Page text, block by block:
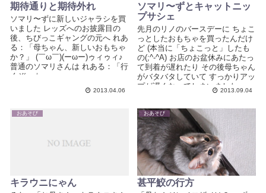
期待通りと期待外れ
ソマリ〜ずに新しいジャラシを買
いました レッズへのお披露目の
後、ちびっこギャングの元へ れあ
る：「母ちゃん、新しいおもちゃ
か？」 (￣ω￣)(ーωー)ゥィゥィ♪
普通のソマリさんは れある：「行
くぞっ☆」 ...
2013.04.06
ソマリ〜ずとキャットニッ
プサシェ
先月のリノのバースデーに ちょこ
っとしたおもちゃを買ったんだけ
ど (本当に「ちょこっと」したも
の(;^-^A) お店のお盆休みにあたっ
て到着が遅れたり その後母ちゃん
がバタバタしていて すっかりアッ
プが遅くなってしまいました ...
2013.09.04
おあそび
キラウニにゃん
おあそび
甚平鮫の行方